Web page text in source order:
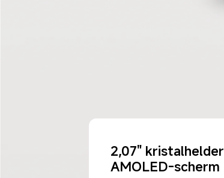
2,07" kristalhelder
AMOLED-scherm